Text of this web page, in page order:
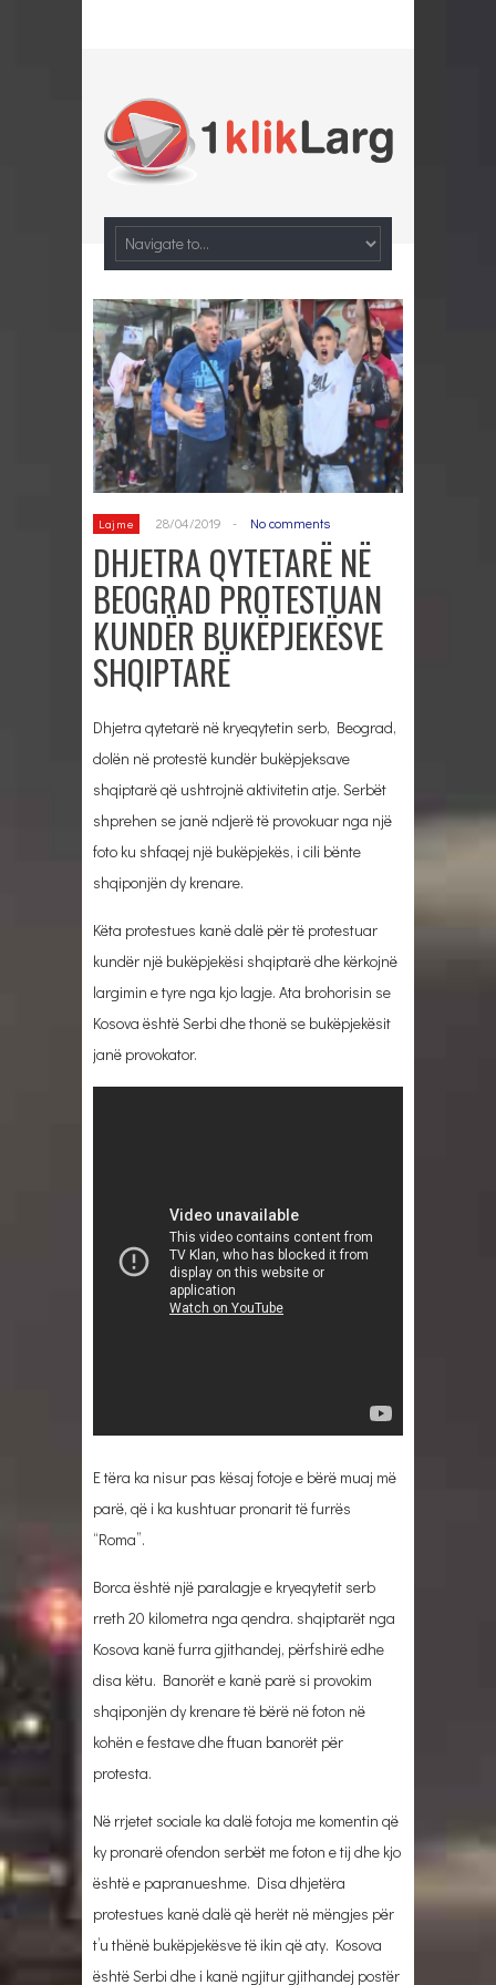
Lajme 28/04/2019 - No comments
DHJETRA QYTETARË NË
BEOGRAD PROTESTUAN
KUNDËR BUKËPJEKËSVE
SHQIPTARË
Dhjetra qytetarë në kryeqytetin serb, Beograd,
dolën në protestë kundër bukëpjeksave
shqiptarë që ushtrojnë aktivitetin atje. Serbët
shprehen se janë ndjerë të provokuar nga një
foto ku shfaqej një bukëpjekës, i cili bënte
shqiponjën dy krenare.
Këta protestues kanë dalë për të protestuar
kundër një bukëpjekësi shqiptarë dhe kërkojnë
largimin e tyre nga kjo lagje. Ata brohorisin se
Kosova është Serbi dhe thonë se bukëpjekësit
janë provokator.
E tëra ka nisur pas kësaj fotoje e bërë muaj më
parë, që i ka kushtuar pronarit të furrës
“Roma”.
Borca është një paralagje e kryeqytetit serb
rreth 20 kilometra nga qendra. shqiptarët nga
Kosova kanë furra gjithandej, përfshirë edhe
disa këtu. Banorët e kanë parë si provokim
shqiponjën dy krenare të bërë në foton në
kohën e festave dhe ftuan banorët për
protesta.
Në rrjetet sociale ka dalë fotoja me komentin që
ky pronarë ofendon serbët me foton e tij dhe kjo
është e papranueshme. Disa dhjetëra
protestues kanë dalë që herët në mëngjes për
t’u thënë bukëpjekësve të ikin që aty. Kosova
është Serbi dhe i kanë ngjitur gjithandej postër